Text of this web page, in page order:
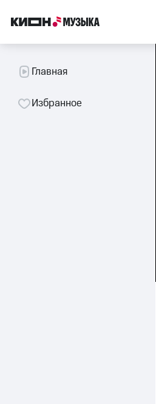
Главная
Избранное